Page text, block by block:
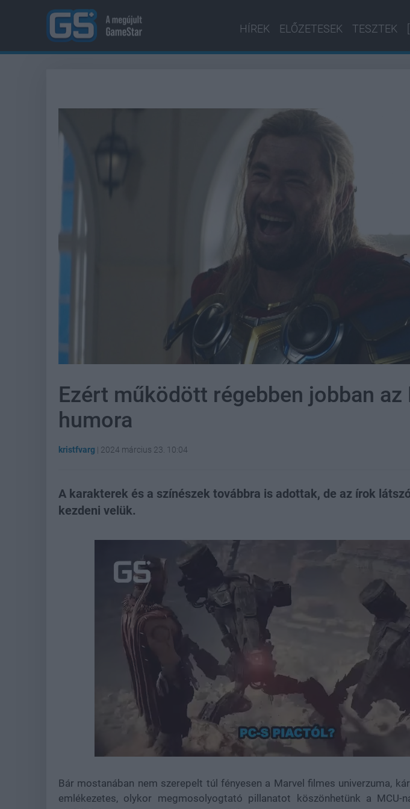
HÍREK ELŐZETESEK TESZTEK
Ezért működött régebben jobban az
humora
kristfvarg | 2024 március 23. 10:04
A karakterek és a színészek továbbra is adottak, de az írok
kezdeni velük.
44.57%
Bár mostanában nem szerepelt túl fényesen a Marvel filmes univerzuma,
emlékezetes, olykor megmosolyogtató pillanatot köszönhetünk a MCU-